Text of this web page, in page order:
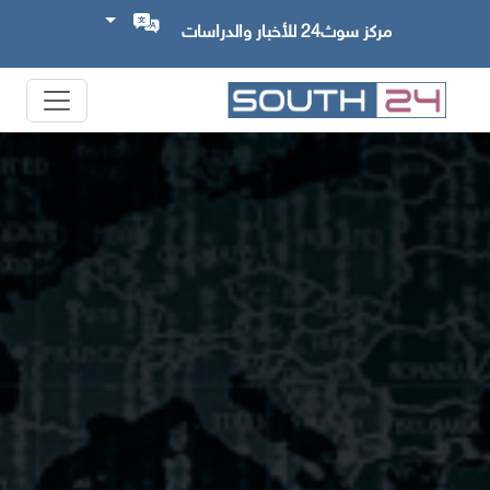
مركز سوث24 للأخبار والدراسات